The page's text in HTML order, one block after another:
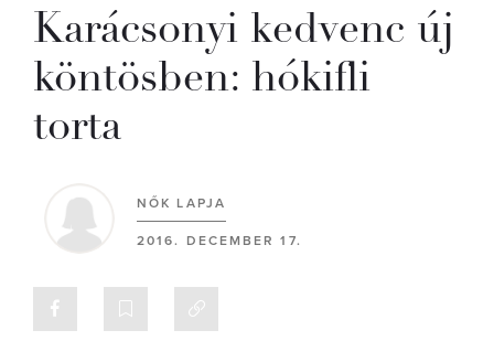
Karácsonyi kedvenc új
köntösben: hókifli
torta
NŐK LAPJA
2016. DECEMBER 17.